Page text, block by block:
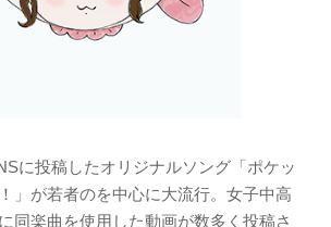
に投稿したオリジナルソング「ポケッ
」が若者のを中心に大流行。女子中高
同楽曲を使用した動画が数多く投稿さ